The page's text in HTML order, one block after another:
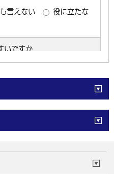
窓口の混雑状況
ご意見・ご要望